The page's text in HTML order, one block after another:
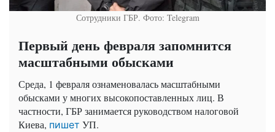
Сотрудники ГБР. Фото: Telegram
Первый день февраля запомнится
масштабными обысками
Среда, 1 февраля ознаменовалась масштабными
обысками у многих высокопоставленных лиц. В
частности, ГБР занимается руководством налоговой
Киева, пишет УП.